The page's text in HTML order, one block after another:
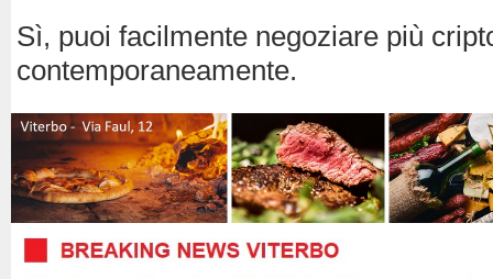
Sì, puoi facilmente negoziare più
contemporaneamente.